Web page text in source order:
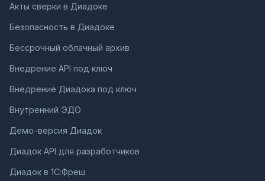
Акты сверки в Диадоке
Безопасность в Диадоке
Бессрочный облачный архив
Внедрение API под ключ
Внедрение Диадока под ключ
Внутренний ЭДО
Демо-версия Диадок
Диадок API для разработчиков
Диадок в 1С:Фреш